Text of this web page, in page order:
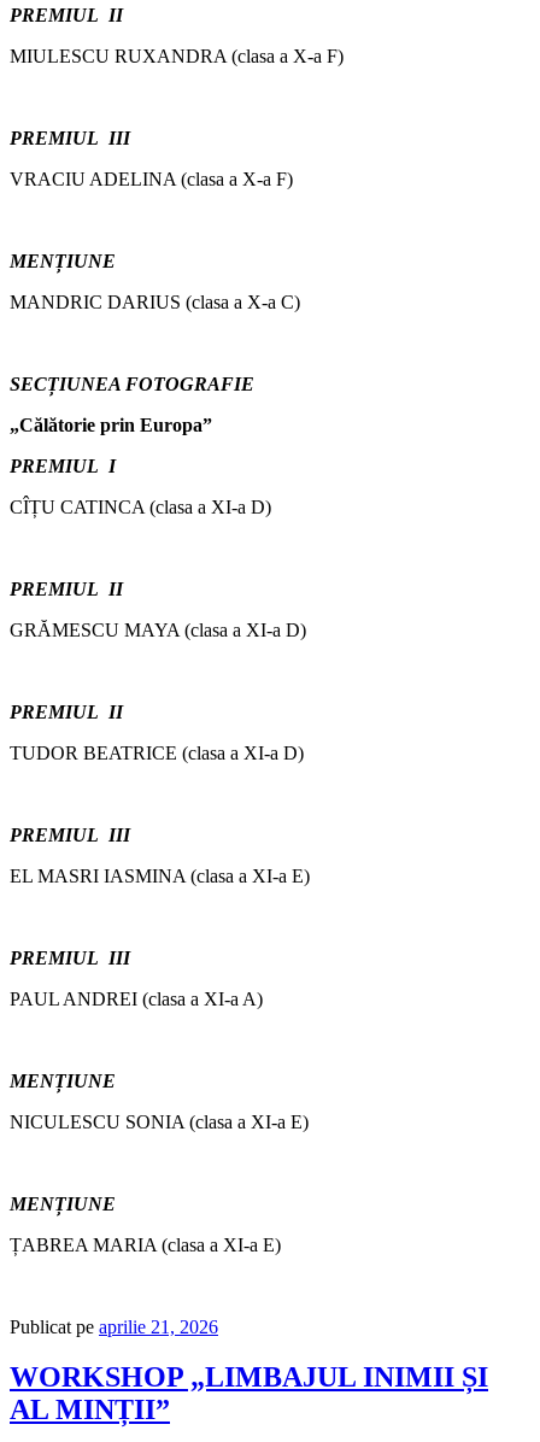
PREMIUL II
MIULESCU RUXANDRA (clasa a X-a F)
PREMIUL III
VRACIU ADELINA (clasa a X-a F)
MENȚIUNE
MANDRIC DARIUS (clasa a X-a C)
SECȚIUNEA FOTOGRAFIE
„Călătorie prin Europa”
PREMIUL I
CÎȚU CATINCA (clasa a XI-a D)
PREMIUL II
GRĂMESCU MAYA (clasa a XI-a D)
PREMIUL II
TUDOR BEATRICE (clasa a XI-a D)
PREMIUL III
EL MASRI IASMINA (clasa a XI-a E)
PREMIUL III
PAUL ANDREI (clasa a XI-a A)
MENȚIUNE
NICULESCU SONIA (clasa a XI-a E)
MENȚIUNE
ȚABREA MARIA (clasa a XI-a E)
Publicat pe aprilie 21, 2026
WORKSHOP „LIMBAJUL INIMII ȘI
AL MINȚII”